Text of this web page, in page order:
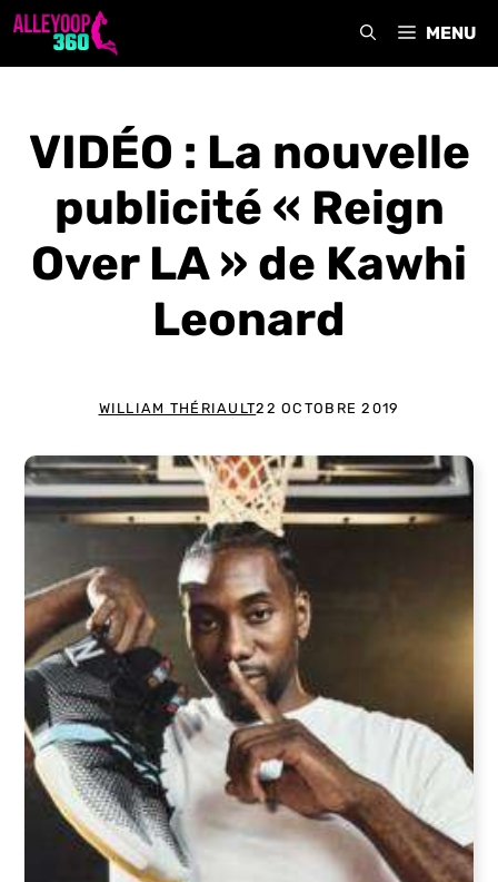
Aller
MENU
VIDÉO : La nouvelle
publicité « Reign
Over LA » de Kawhi
Leonard
WILLIAM THÉRIAULT22 OCTOBRE 2019